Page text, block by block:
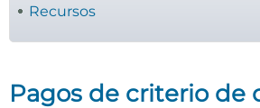
Recursos
Pagos de criterio de